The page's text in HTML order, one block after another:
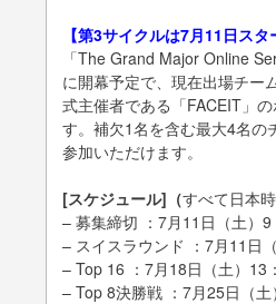
【第3サイクルは7月11日ス
「The Grand Major Online
に開幕予定で、現在出場チー
式主催者である「FACEIT」
す。補欠1名を含む最大4名の
参加いただけます。
[スケジュール]（すべて日本
– 募集締切 ：7月11日（土）9
– スイスラウンド ：7月11日
– Top 16 ：7月18日（土）13
– Top 8決勝戦 ：7月25日（